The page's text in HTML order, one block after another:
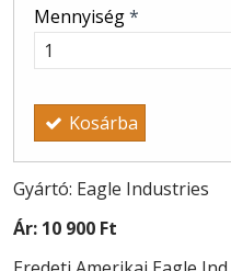
Mennyiség*
Kosárba
Gyártó: Eagle Industries
Ár: 10 900 Ft